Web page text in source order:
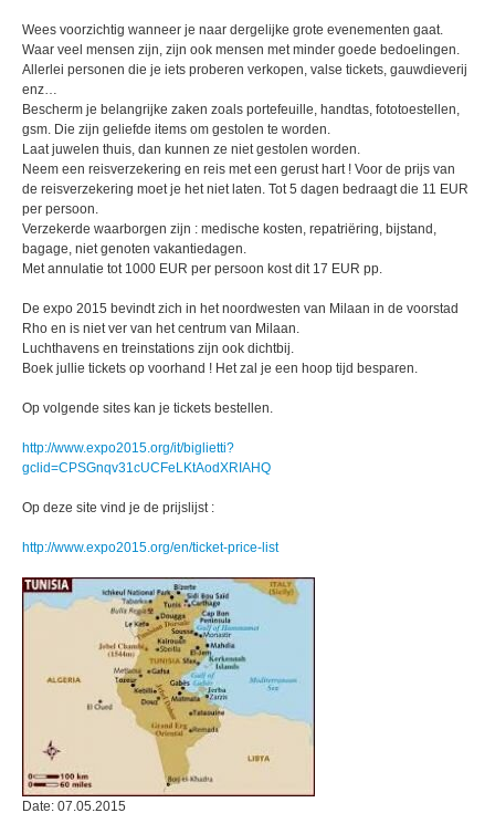
Wees voorzichtig wanneer je naar dergelijke grote evenementen gaat.
Waar veel mensen zijn, zijn ook mensen met minder goede bedoelingen.
Allerlei personen die je iets proberen verkopen, valse tickets, gauwdieverij
enz…
Bescherm je belangrijke zaken zoals portefeuille, handtas, fototoestellen,
gsm. Die zijn geliefde items om gestolen te worden.
Laat juwelen thuis, dan kunnen ze niet gestolen worden.
Neem een reisverzekering en reis met een gerust hart ! Voor de prijs van
de reisverzekering moet je het niet laten. Tot 5 dagen bedraagt die 11 EUR
per persoon.
Verzekerde waarborgen zijn : medische kosten, repatriëring, bijstand,
bagage, niet genoten vakantiedagen.
Met annulatie tot 1000 EUR per persoon kost dit 17 EUR pp.
De expo 2015 bevindt zich in het noordwesten van Milaan in de voorstad
Rho en is niet ver van het centrum van Milaan.
Luchthavens en treinstations zijn ook dichtbij.
Boek jullie tickets op voorhand ! Het zal je een hoop tijd besparen.
Op volgende sites kan je tickets bestellen.
http://www.expo2015.org/it/biglietti?
gclid=CPSGnqv31cUCFeLKtAodXRIAHQ
Op deze site vind je de prijslijst :
http://www.expo2015.org/en/ticket-price-list
Date: 07.05.2015